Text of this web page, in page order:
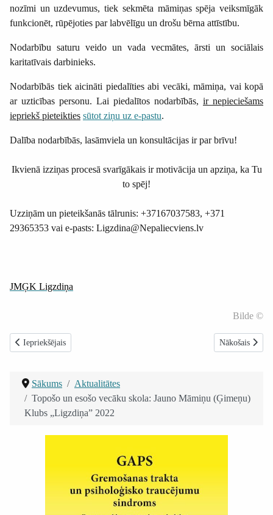
nozīmi un uzdevumus, tiek sekmēta māmiņas spēja veiksmīgāk
funkcionēt, rūpējoties par labvēlīgu un drošu bērna attīstību.
Nodarbību saturu veido un vada vecmātes, ārsti un sociālais
karitatīvais darbinieks.
Nodarbībās tiek aicināti piedalīties abi vecāki, māmiņa, vai kopā
ar uzticības personu. Lai piedalītos nodarbībās, ir nepieciešams
iepriekš pieteikties sūtot ziņu uz e-pastu.
Dalība nodarbībās, lasāmviela un konsultācijas ir par brīvu!
Ikvienā izziņas procesā svarīgākais ir motivācija un apziņa, ka Tu
to spēj!
Uzziņām un pieteikšanās tālrunis: +37167037583, +371
29365353 vai e-pasts: Ligzdina@Nepaliecviens.lv
JMĢK Ligzdiņa
Bilde ©
Iepriekšējais raksts: Attālināta palīdzība un atbalsts atkarīgajiem un
Iepriekšējais Nākamais
Nākošais
Sākums
Aktualitātes
Topošo un esošo vecāku skola: Jauno Māmiņu (Ģimeņu)
Klubs „Ligzdiņa” 2022